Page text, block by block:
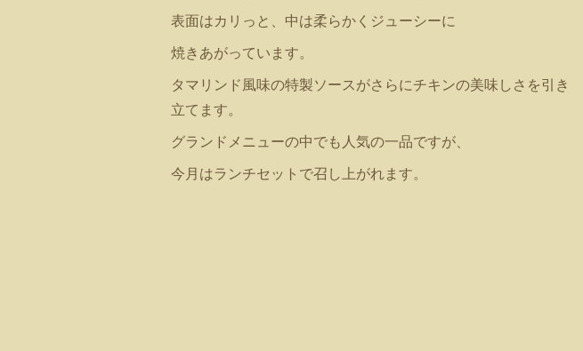
表面はカリっと、中は柔らかくジューシーに
焼きあがっています。
タマリンド風味の特製ソースがさらにチキンの美味しさを引き
立てます。
グランドメニューの中でも人気の一品ですが、
今月はランチセットで召し上がれます。